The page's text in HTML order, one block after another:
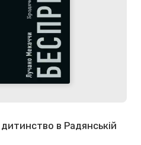
в Радянській